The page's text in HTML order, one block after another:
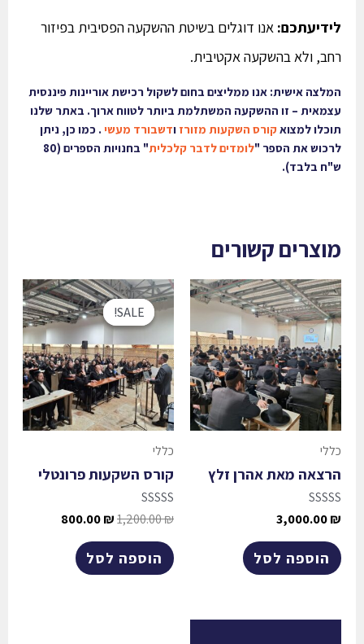
לידיעתכם:אנו דוגלים בשיטת ההשקעה הפסיבית בפיזור
רחב, ולא בהשקעה אקטיבית.
המלצה אישית:אנו ממליצים בחום לשקול רכישת אוריינות פיננסית
עצמאית – זו ההשקעה המשתלמת ביותר לטווח ארוך. באתר שלנו
תוכלו למצואקורס השקעות מזורזודשבורדמעשי. כמו כן, ניתן
לרכוש את הספר" לומדים לדבר קלכלית"
בחנויות הספרים (80
ש"ח בלבד).
מוצרים קשורים
כללי
הרצאה מאת אהרן זלץ
דורג
מתוך
3,000.00₪
הוספה לסל
SALE!
SALE!
כללי
קורס השקעות פרונטלי
דורג
מתוך
1,200.00₪
800.00₪
הוספה לסל